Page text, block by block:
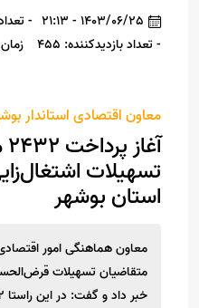
1403/06/25 - 21:13
- تعداد
- تعداد بازدیدکننده: 455
زمان
معاون اقتصادی استاندار
تسهیلات
استان بوشهر
معاون هماهنگی امور اقتصادی
متقاضیان تسهیلات